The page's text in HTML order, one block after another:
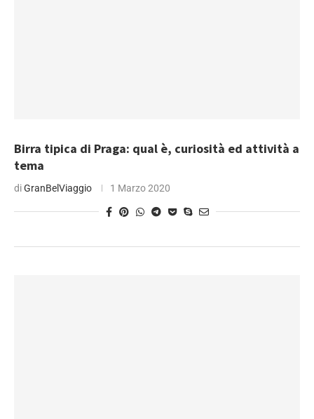
Birra tipica di Praga: qual è, curiosità ed attività a
tema
diGranBelViaggio 1 Marzo 2020